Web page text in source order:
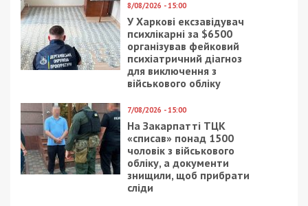
СУСПІЛЬСТВО
8/02/2019 - 12:42
В днепровском
техникуме
«агитировали» за…
4/03/2020 - 16:49
Верховная Рада
проголосовала за
отставку премьер-
министра Украины: